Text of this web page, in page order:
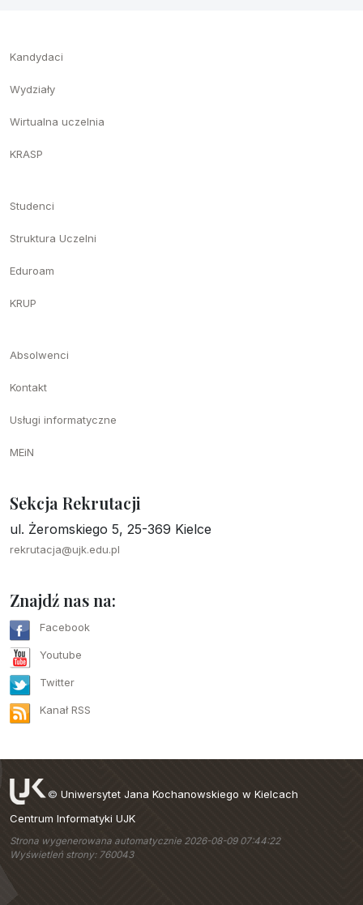
Kandydaci
Wydziały
Wirtualna uczelnia
KRASP
Studenci
Struktura Uczelni
Eduroam
KRUP
Absolwenci
Kontakt
Usługi informatyczne
MEiN
Sekcja Rekrutacji
ul. Żeromskiego 5, 25-369 Kielce
rekrutacja@ujk.edu.pl
Znajdź nas na:
Facebook
Youtube
Twitter
Kanał RSS
© Uniwersytet Jana Kochanowskiego w Kielcach
Centrum Informatyki UJK
Strona wygenerowana automatycznie 2026-08-09 07:44:22
Wyświetleń strony: 760043